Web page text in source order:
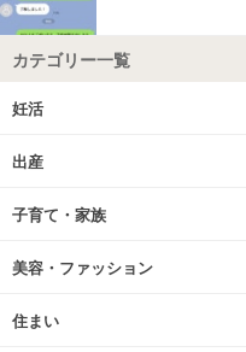
カテゴリー一覧
妊活
出産
子育て・家族
美容・ファッション
住まい